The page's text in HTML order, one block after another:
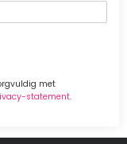
met
statement.